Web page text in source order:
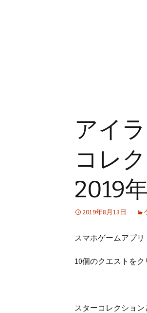
アイ
コレ
2019
2019年8月13日
スマホゲームアプリ
10個のクエストを
スターコレクショ